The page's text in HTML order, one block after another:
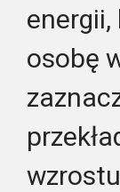
osobę